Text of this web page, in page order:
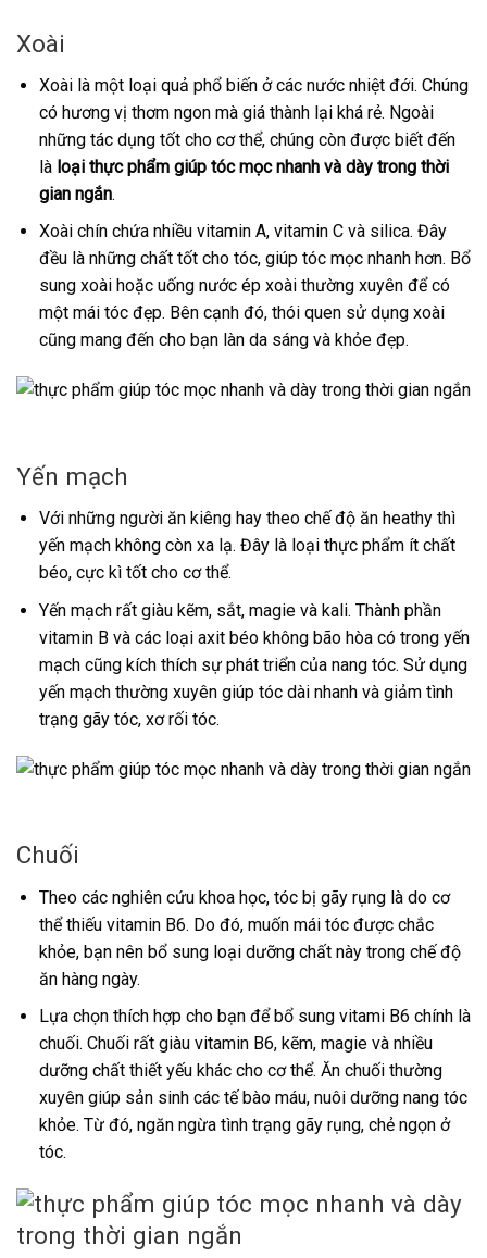
Xoài
Xoài là một loại quả phổ biến ở các nước nhiệt đới. Chúng
có hương vị thơm ngon mà giá thành lại khá rẻ. Ngoài
những tác dụng tốt cho cơ thể, chúng còn được biết đến
là loại thực phẩm giúp tóc mọc nhanh và dày trong thời
gian ngắn.
Xoài chín chứa nhiều vitamin A, vitamin C và silica. Đây
đều là những chất tốt cho tóc, giúp tóc mọc nhanh hơn. Bổ
sung xoài hoặc uống nước ép xoài thường xuyên để có
một mái tóc đẹp. Bên cạnh đó, thói quen sử dụng xoài
cũng mang đến cho bạn làn da sáng và khỏe đẹp.
Yến mạch
Với những người ăn kiêng hay theo chế độ ăn heathy thì
yến mạch không còn xa lạ. Đây là loại thực phẩm ít chất
béo, cực kì tốt cho cơ thể.
Yến mạch rất giàu kẽm, sắt, magie và kali. Thành phần
vitamin B và các loại axit béo không bão hòa có trong yến
mạch cũng kích thích sự phát triển của nang tóc. Sử dụng
yến mạch thường xuyên giúp tóc dài nhanh và giảm tình
trạng gãy tóc, xơ rối tóc.
Chuối
Theo các nghiên cứu khoa học, tóc bị gãy rụng là do cơ
thể thiếu vitamin B6. Do đó, muốn mái tóc được chắc
khỏe, bạn nên bổ sung loại dưỡng chất này trong chế độ
ăn hàng ngày.
Lựa chọn thích hợp cho bạn để bổ sung vitami B6 chính là
chuối. Chuối rất giàu vitamin B6, kẽm, magie và nhiều
dưỡng chất thiết yếu khác cho cơ thể. Ăn chuối thường
xuyên giúp sản sinh các tế bào máu, nuôi dưỡng nang tóc
khỏe. Từ đó, ngăn ngừa tình trạng gãy rụng, chẻ ngọn ở
tóc.